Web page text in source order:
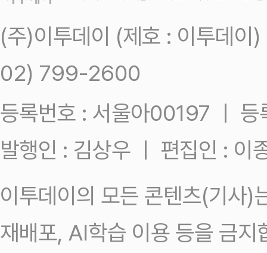
(주)이투데이 (제호 : 이투데
02) 799-2600
등록번호 : 서울아00197 ㅣ
발행인 : 김상우 ㅣ 편집인 : 이
이투데이의 모든 콘텐츠(기사)
재배포, AI학습 이용 등을 금지